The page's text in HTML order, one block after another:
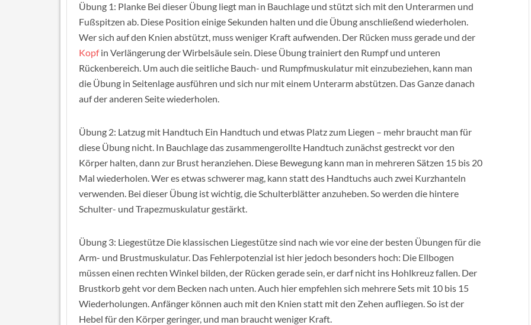
Übung 1: Planke Bei dieser Übung liegt man in Bauchlage und stützt sich mit den Unterarmen und
Fußspitzen ab. Diese Position einige Sekunden halten und die Übung anschließend wiederholen.
Wer sich auf den Knien abstützt, muss weniger Kraft aufwenden. Der Rücken muss gerade und der
Kopfin Verlängerung der Wirbelsäule sein. Diese Übung trainiert den Rumpf und unteren
Rückenbereich. Um auch die seitliche Bauch- und Rumpfmuskulatur mit einzubeziehen, kann man
die Übung in Seitenlage ausführen und sich nur mit einem Unterarm abstützen. Das Ganze danach
auf der anderen Seite wiederholen.
Übung 2: Latzug mit Handtuch Ein Handtuch und etwas Platz zum Liegen – mehr braucht man für
diese Übung nicht. In Bauchlage das zusammengerollte Handtuch zunächst gestreckt vor den
Körper halten, dann zur Brust heranziehen. Diese Bewegung kann man in mehreren Sätzen 15 bis 20
Mal wiederholen. Wer es etwas schwerer mag, kann statt des Handtuchs auch zwei Kurzhanteln
verwenden. Bei dieser Übung ist wichtig, die Schulterblätter anzuheben. So werden die hintere
Schulter- und Trapezmuskulatur gestärkt.
Übung 3: Liegestütze Die klassischen Liegestütze sind nach wie vor eine der besten Übungen für die
Arm- und Brustmuskulatur. Das Fehlerpotenzial ist hier jedoch besonders hoch: Die Ellbogen
müssen einen rechten Winkel bilden, der Rücken gerade sein, er darf nicht ins Hohlkreuz fallen. Der
Brustkorb geht vor dem Becken nach unten. Auch hier empfehlen sich mehrere Sets mit 10 bis 15
Wiederholungen. Anfänger können auch mit den Knien statt mit den Zehen aufliegen. So ist der
Hebel für den Körper geringer, und man braucht weniger Kraft.